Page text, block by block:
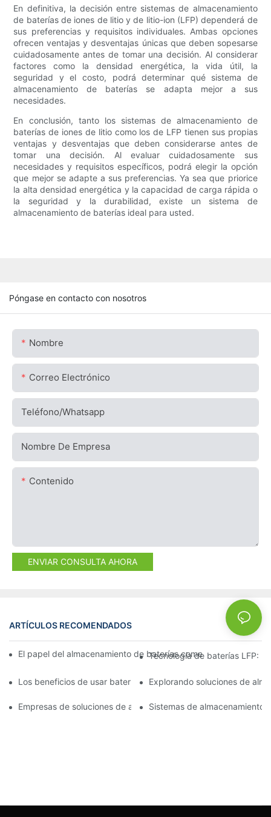
En definitiva, la decisión entre sistemas de almacenamiento
de baterías de iones de litio y de litio-ion (LFP) dependerá de
sus preferencias y requisitos individuales. Ambas opciones
ofrecen ventajas y desventajas únicas que deben sopesarse
cuidadosamente antes de tomar una decisión. Al considerar
factores como la densidad energética, la vida útil, la
seguridad y el costo, podrá determinar qué sistema de
almacenamiento de baterías se adapta mejor a sus
necesidades.
En conclusión, tanto los sistemas de almacenamiento de
baterías de iones de litio como los de LFP tienen sus propias
ventajas y desventajas que deben considerarse antes de
tomar una decisión. Al evaluar cuidadosamente sus
necesidades y requisitos específicos, podrá elegir la opción
que mejor se adapte a sus preferencias. Ya sea que priorice
la alta densidad energética y la capacidad de carga rápida o
la seguridad y la durabilidad, existe un sistema de
almacenamiento de baterías ideal para usted.
Póngase en contacto con nosotros
Nombre
Correo Electrónico
Teléfono/whatsapp
Nombre De Empresa
Contenido
ENVIAR CONSULTA AHORA
ARTÍCULOS RECOMENDADOS NEWS
El papel del almacenamiento de baterías comerciales en la
Tecnología de baterías LFP:
Los beneficios de usar baterías LFP en aplicaciones de
Explorando soluciones de
Empresas de soluciones de almacenamiento de energía:
Sistemas de almacenamiento